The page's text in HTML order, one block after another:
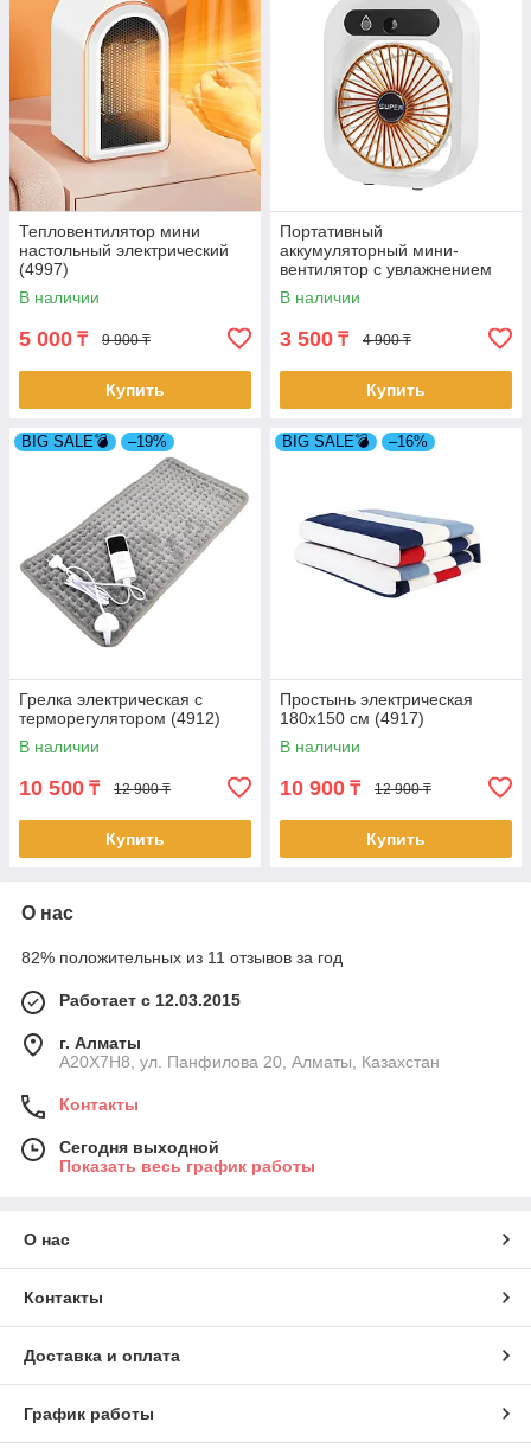
Тепловентилятор мини
настольный электрический
(4997)
В наличии
5 000 ₸ 9 900 ₸
Купить
Портативный
аккумуляторный мини-
вентилятор с увлажнением
воздуха (4859)
В наличии
3 500 ₸ 4 900 ₸
Купить
BIG SALE💣 –19%
Грелка электрическая с
терморегулятором (4912)
В наличии
10 500 ₸ 12 900 ₸
Купить
BIG SALE💣 –16%
Простынь электрическая
180х150 см (4917)
В наличии
10 900 ₸ 12 900 ₸
Купить
О нас
82% положительных из 11 отзывов за год
Работает с 12.03.2015
г. Алматы
A20X7H8, ул. Панфилова 20, Алматы, Казахстан
Контакты
Сегодня выходной
Показать весь график работы
О нас
Контакты
Доставка и оплата
График работы